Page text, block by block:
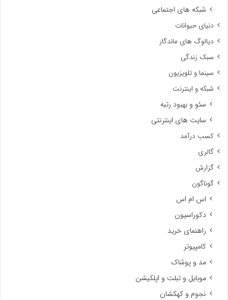
شبکه های اجتماعی
دنیای حیوانات
دیالوگ های ماندگار
سبک زندگی
سینما و تلویزیون
شبکه و اینترنت
سئو و بهبود رتبه
سایت های اینترنتی
کسب درآمد
گالری
گزارش
گوناگون
اس ام اس
دکوراسیون
راهنمای خرید
کامپیوتر
مد و پوشاک
موبایل و تبلت و اپلکیشن
نجوم و کهکشان